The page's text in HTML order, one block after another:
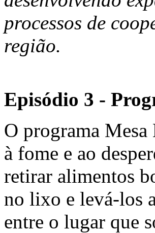
processos de
região.
Episódio 3 -
O programa Mesa
à fome e ao
retirar alimentos
no lixo e levá-los
entre o lugar que